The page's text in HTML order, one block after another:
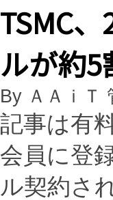
TSMC
ルが約5
By ＡＡｉＴ
記事は有
会員に登
ル契約さ